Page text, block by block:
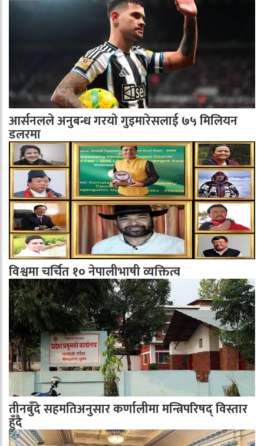
आर्सनलले अनुबन्ध गरयाे गुइमारेसलाई ७५ मिलियन
डलरमा
विश्वमा चर्चित १० नेपालीभाषी व्यक्तित्व
तीनबुँदे सहमतिअनुसार कर्णालीमा मन्त्रिपरिषद् विस्तार
हुँदै